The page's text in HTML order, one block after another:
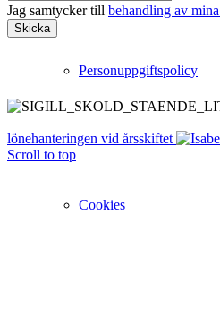
Personuppgiftspolicy
Cookies
Jag samtycker till behandling av
lönehanteringen vid årsskiftet
Scroll to top